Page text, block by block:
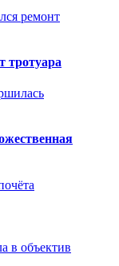
тротуара